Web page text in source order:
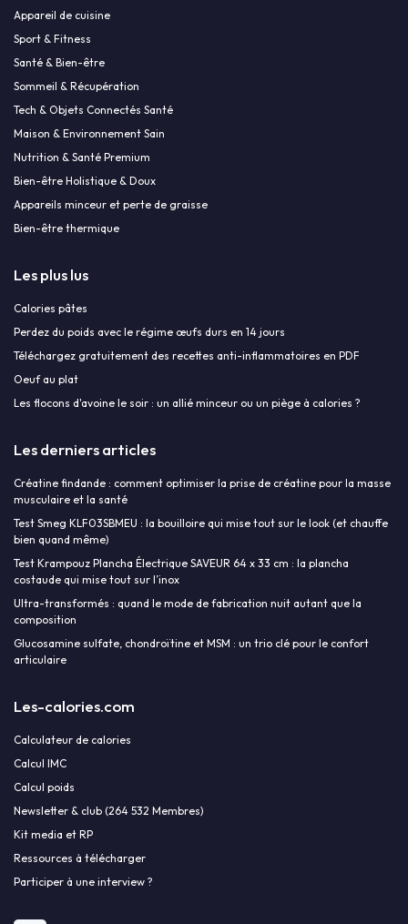
Appareil de cuisine
Sport & Fitness
Santé & Bien-être
Sommeil & Récupération
Tech & Objets Connectés Santé
Maison & Environnement Sain
Nutrition & Santé Premium
Bien-être Holistique & Doux
Appareils minceur et perte de graisse
Bien-être thermique
Les plus lus
Calories pâtes
Perdez du poids avec le régime œufs durs en 14 jours
Téléchargez gratuitement des recettes anti-inflammatoires en PDF
Oeuf au plat
Les flocons d'avoine le soir : un allié minceur ou un piège à calories ?
Les derniers articles
Créatine findande : comment optimiser la prise de créatine pour la masse
musculaire et la santé
Test Smeg KLF03SBMEU : la bouilloire qui mise tout sur le look (et chauffe
bien quand même)
Test Krampouz Plancha Électrique SAVEUR 64 x 33 cm : la plancha
costaude qui mise tout sur l’inox
Ultra-transformés : quand le mode de fabrication nuit autant que la
composition
Glucosamine sulfate, chondroïtine et MSM : un trio clé pour le confort
articulaire
Les-calories.com
Calculateur de calories
Calcul IMC
Calcul poids
Newsletter & club (264 532 Membres)
Kit media et RP
Ressources à télécharger
Participer à une interview ?